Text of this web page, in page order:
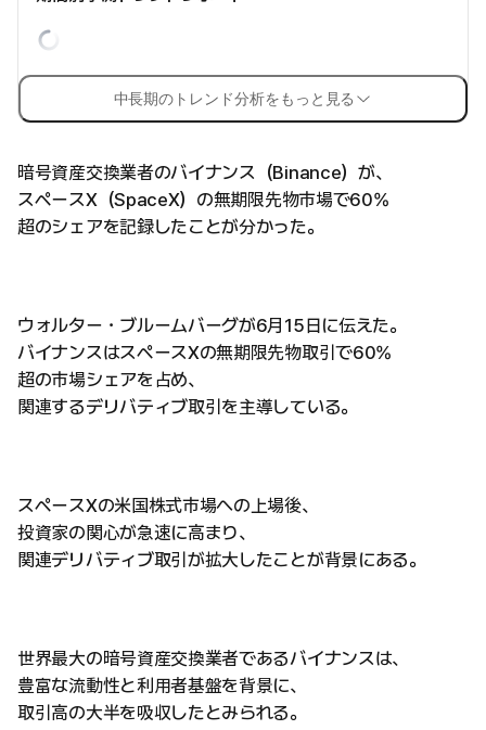
中長期のトレンド分析をもっと見る
暗号資産交換業者のバイナンス（Binance）が、
スペースX（SpaceX）の無期限先物市場で60%
超のシェアを記録したことが分かった。
ウォルター・ブルームバーグが6月15日に伝えた。
バイナンスはスペースXの無期限先物取引で60%
超の市場シェアを占め、
関連するデリバティブ取引を主導している。
スペースXの米国株式市場への上場後、
投資家の関心が急速に高まり、
関連デリバティブ取引が拡大したことが背景にある。
世界最大の暗号資産交換業者であるバイナンスは、
豊富な流動性と利用者基盤を背景に、
取引高の大半を吸収したとみられる。